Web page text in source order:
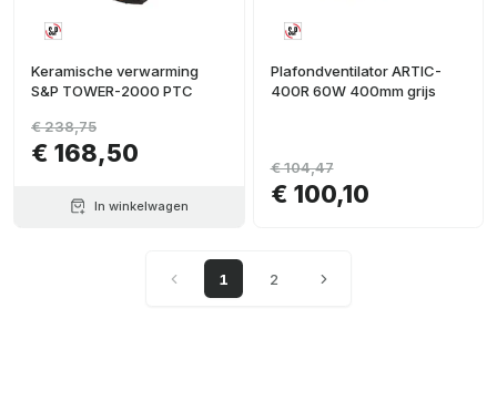
Keramische verwarming
S&P TOWER-2000 PTC
€ 168,50
€ 238,75
In winkelwagen
Plafondventilator ARTIC-
400R 60W 400mm grijs
€ 100,10
€ 104,47
1 2